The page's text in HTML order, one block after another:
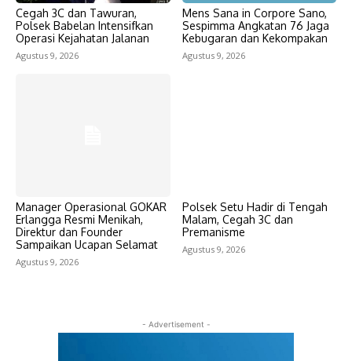
Cegah 3C dan Tawuran,
Polsek Babelan Intensifkan
Operasi Kejahatan Jalanan
Agustus 9, 2026
Mens Sana in Corpore Sano,
Sespimma Angkatan 76 Jaga
Kebugaran dan Kekompakan
Agustus 9, 2026
Manager Operasional GOKAR
Erlangga Resmi Menikah,
Direktur dan Founder
Sampaikan Ucapan Selamat
Agustus 9, 2026
Polsek Setu Hadir di Tengah
Malam, Cegah 3C dan
Premanisme
Agustus 9, 2026
- Advertisement -